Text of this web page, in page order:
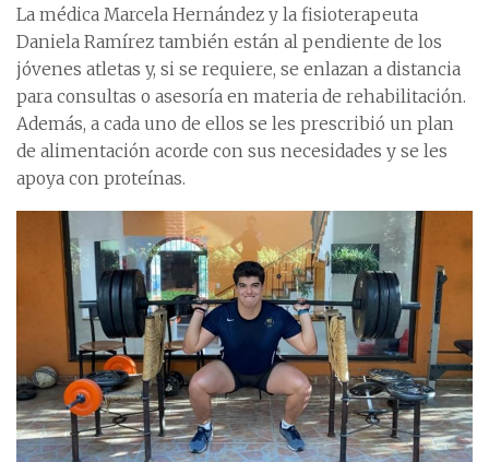
La médica Marcela Hernández y la fisioterapeuta
Daniela Ramírez también están al pendiente de los
jóvenes atletas y, si se requiere, se enlazan a distancia
para consultas o asesoría en materia de rehabilitación.
Además, a cada uno de ellos se les prescribió un plan
de alimentación acorde con sus necesidades y se les
apoya con proteínas.